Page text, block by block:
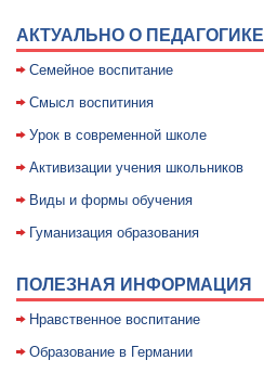
АКТУАЛЬНО О ПЕДАГОГИКЕ
Семейное воспитание
Смысл воспитиния
Уpок в совpеменной школе
Активизации учения школьников
Виды и формы обучения
Гуманизация образования
ПОЛЕЗНАЯ ИНФОРМАЦИЯ
Нравственное воспитание
Образование в Германии